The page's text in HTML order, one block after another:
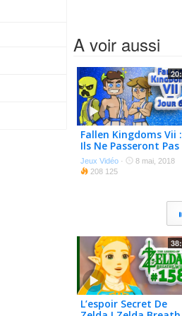
A voir aussi
Fallen Kingdoms Vii :
Ils Ne Passeront Pas
#06
Jeux Vidéo ·
8 mai, 2018
208 125
L’espoir Secret De